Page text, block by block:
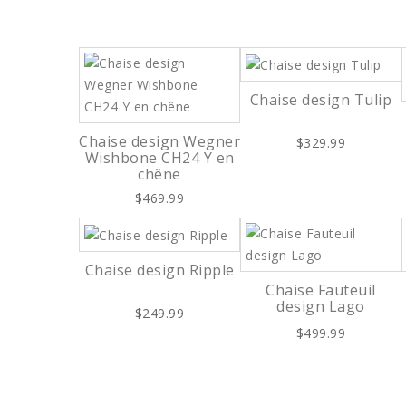
Chaise design Wegner
Wishbone CH24 Y en
chêne
$469.99
Chaise design Tulip
$329.99
Chaise design Ripple
$249.99
Chaise Fauteuil
design Lago
$499.99